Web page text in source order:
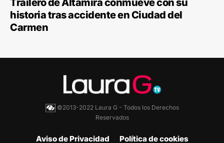
Trailero de Altamira conmueve con su
historia tras accidente en Ciudad del
Carmen
©2013-2022 Laura G - Todos los Derechos
Reservados
Aviso de Privacidad Política de cookies